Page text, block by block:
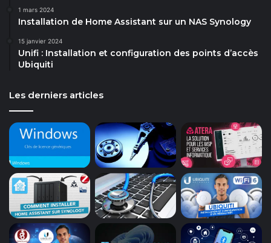
1 mars 2024
Installation de Home Assistant sur un NAS Synology
15 janvier 2024
Unifi : Installation et configuration des points d’accès
Ubiquiti
Les derniers articles